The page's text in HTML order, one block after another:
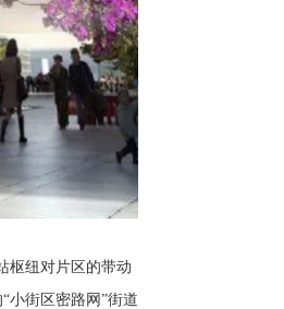
枢纽对片区的带动
小街区密路网”街道